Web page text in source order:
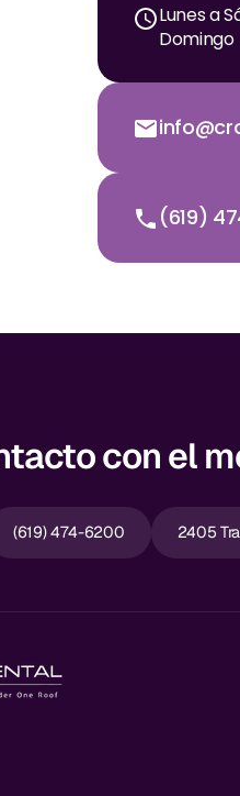
Lunes a
Domingo
(619)
con el
(619) 474-6200 2405